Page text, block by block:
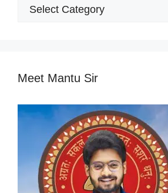
Popular
Meet Mantu Sir